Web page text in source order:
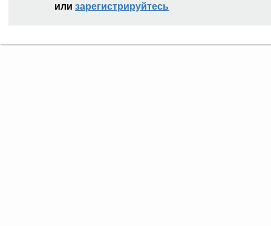
или зарегистрируйтесь